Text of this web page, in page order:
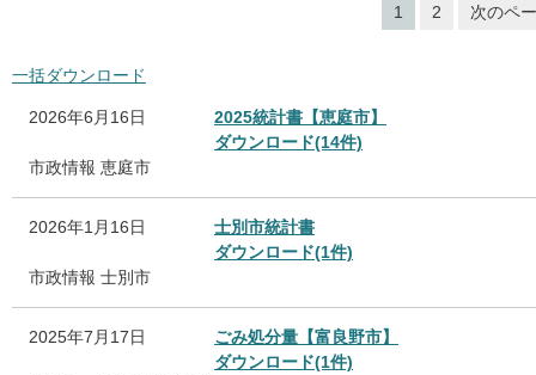
1 2 次のペ
一括ダウンロード
2026年6月16日
2025統計書【恵庭市】
ダウンロード(14件)
市政情報 恵庭市
2026年1月16日
士別市統計書
ダウンロード(1件)
市政情報 士別市
2025年7月17日
ごみ処分量【富良野市】
ダウンロード(1件)